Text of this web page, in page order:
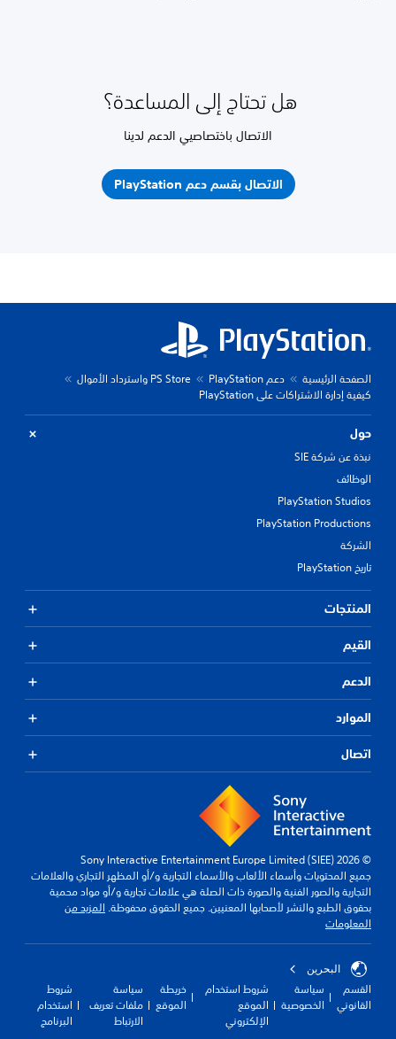
هل تحتاج إلى المساعدة؟
الاتصال باختصاصيي الدعم لدينا
الاتصال بقسم دعم PlayStation
الصفحة الرئيسية دعم PlayStation
PS Store واسترداد الأموال
كيفية إدارة الاشتراكات على PlayStation
حول
نبذة عن شركة SIE
الوظائف
PlayStation Studios
PlayStation Productions
الشركة
تاريخ PlayStation
المنتجات
القيم
الدعم
الموارد
اتصال
© 2026 Sony Interactive Entertainment Europe Limited (SIEE)
جميع المحتويات وأسماء الألعاب والأسماء التجارية و/أو المظهر التجاري والعلامات
التجارية والصور الفنية والصورة ذات الصلة هي علامات تجارية و/أو مواد محمية
بحقوق الطبع والنشر لأصحابها المعنيين. جميع الحقوق محفوظة.المزيد من
المعلومات
البحرين
القسم
القانوني
سياسة
الخصوصية
شروط استخدام
الموقع
الإلكتروني
خريطة
الموقع
سياسة
ملفات تعريف
الارتباط
شروط
استخدام
البرنامج